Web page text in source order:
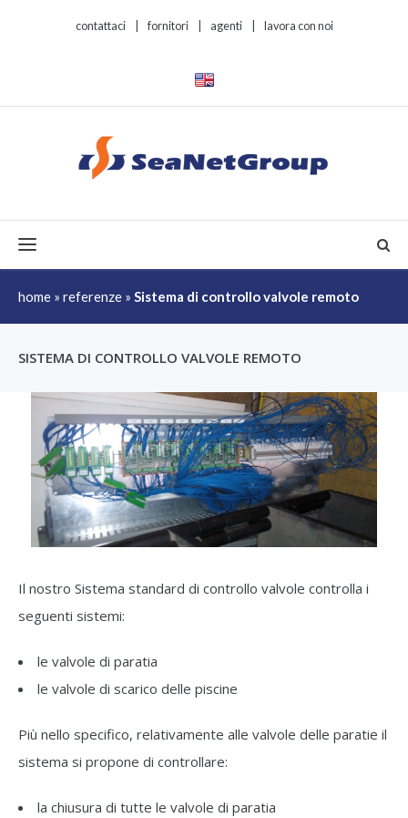
contattaci fornitori agenti lavora con noi
Toggle navigation
home » referenze » Sistema di controllo valvole remoto
SISTEMA DI CONTROLLO VALVOLE REMOTO
Il nostro Sistema standard di controllo valvole controlla i
seguenti sistemi:
le valvole di paratia
le valvole di scarico delle piscine
Più nello specifico, relativamente alle valvole delle paratie il
sistema si propone di controllare:
la chiusura di tutte le valvole di paratia